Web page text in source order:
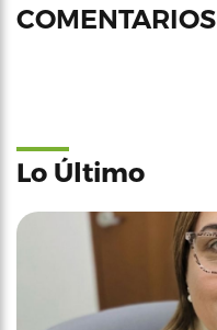
COMENTARIOS
Lo Último